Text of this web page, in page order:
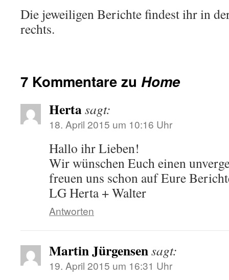
Die jeweiligen Berichte findest ihr in
rechts.
7 Kommentare zu Home
Hertasagt:
18. April 2015 um 10:16 Uhr
Hallo ihr Lieben!
Wir wünschen Euch einen
freuen uns schon auf Eure
LG Herta + Walter
Antworten
Martin Jürgensensagt:
19. April 2015 um 16:31 Uhr